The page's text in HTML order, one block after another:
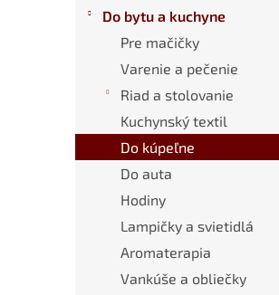
Do bytu a kuchyne
Pre mačičky
Varenie a pečenie
Riad a stolovanie
Kuchynský textil
Do kúpeľne
Do auta
Hodiny
Lampičky a svietidlá
Aromaterapia
Vankúše a obliečky